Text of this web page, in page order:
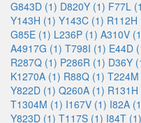
G843D (1) D820Y (1) F77L
Y143H (1) Y143C (1) R112H
G85E (1) L236P (1) A310V
A4917G (1) T798I (1) E44D
R287Q (1) P286R (1) D36Y
K1270A (1) R88Q (1)
Y822D (1) Q260A (1) R131H
T1304M (1) I167V (1) I82A
Y823D (1) T117S (1) I84T (1)